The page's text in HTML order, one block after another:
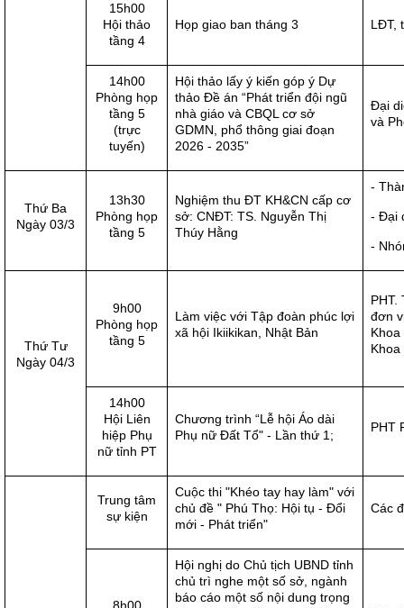
15h00
Hội thảo
tầng 4
Họp giao ban tháng 3 LĐT,
14h00
Phòng họp
tầng 5
(trực
tuyến)
Hội thảo lấy ý kiến góp ý Dự
thảo Đề án “Phát triển đội ngũ
nhà giáo và CBQL cơ sở
GDMN, phổ thông giai đoạn
2026 - 2035”
Đại
và
Thứ Ba
Ngày 03/3
13h30
Phòng họp
tầng 5
Nghiệm thu ĐT KH&CN cấp cơ
sở: CNĐT: TS. Nguyễn Thị
Thúy Hằng
-
- Đại
-
Thứ Tư
Ngày 04/3
9h00
Phòng họp
tầng 5
Làm việc với Tập đoàn phúc lợi
xã hội Ikiikikan, Nhật Bản
PHT.
đơn
14h00
Hội Liên
hiệp Phụ
nữ tỉnh PT
Chương trình “Lễ hội Áo dài
Phụ nữ Đất Tổ" - Lần thứ 1;
PHT
Trung tâm
sự kiện
Cuộc thi "Khéo tay hay làm" với
chủ đề " Phú Thọ: Hội tụ - Đổi
mới - Phát triển"
Các
Hội nghị do Chủ tịch UBND tỉnh
chủ trì nghe một số sở, ngành
báo cáo một số nội dung trọng